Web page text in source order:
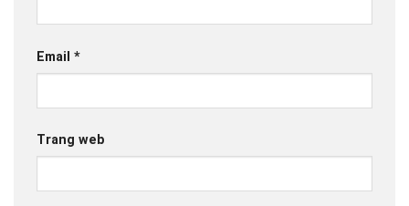
Email *
Trang web